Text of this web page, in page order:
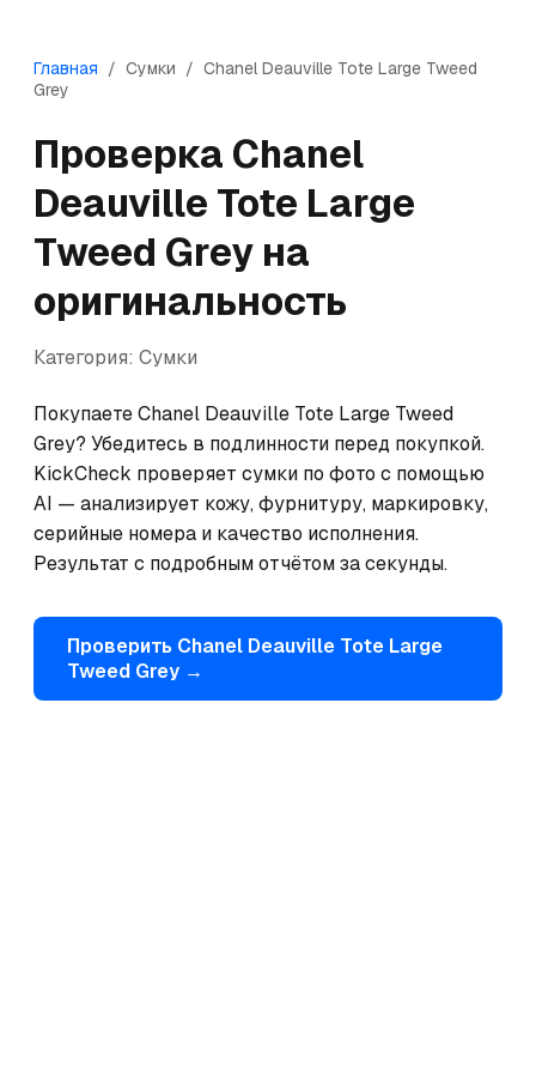
Главная / Сумки / Chanel Deauville Tote Large Tweed
Grey
Проверка Chanel
Deauville Tote Large
Tweed Grey на
оригинальность
Категория: Сумки
Покупаете Chanel Deauville Tote Large Tweed
Grey? Убедитесь в подлинности перед покупкой.
KickCheck проверяет сумки по фото с помощью
AI — анализирует кожу, фурнитуру, маркировку,
серийные номера и качество исполнения.
Результат с подробным отчётом за секунды.
Проверить Chanel Deauville Tote Large
Tweed Grey →